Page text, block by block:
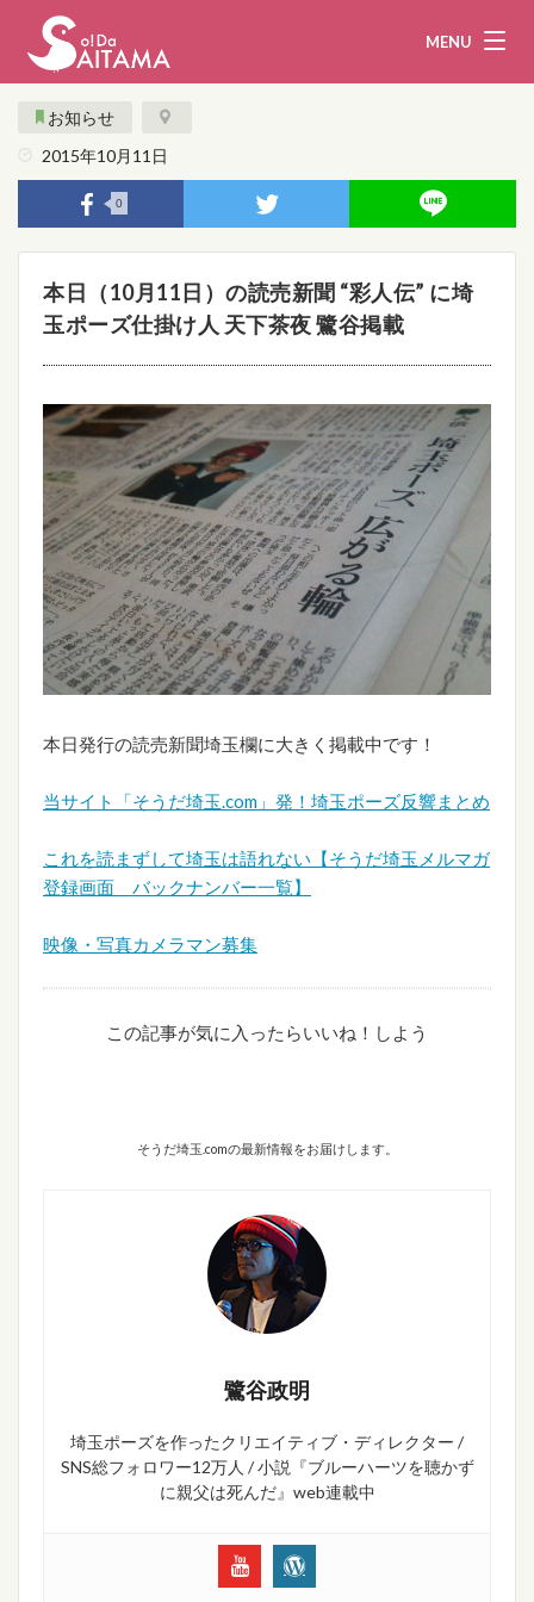
MENU
娯楽・観光
企業・団体 教育・医療
行政 まとめ！
地域から探す
募集！ お問い合わせ
運営団体 ライター
お知らせ
2015年10月11日
0
本日（10月11日）の読売新聞 “彩人伝” に埼
玉ポーズ仕掛け人 天下茶夜 鷺谷掲載
本日発行の読売新聞埼玉欄に大きく掲載中です！
当サイト「そうだ埼玉.com」発！埼玉ポーズ反響まとめ
これを読まずして埼玉は語れない【そうだ埼玉メルマガ
登録画面 バックナンバー一覧】
映像・写真カメラマン募集
この記事が気に入ったらいいね！しよう
そうだ埼玉.comの最新情報をお届けします。
鷺谷政明
埼玉ポーズを作ったクリエイティブ・ディレクター /
SNS総フォロワー12万人 / 小説『ブルーハーツを聴かず
に親父は死んだ』web連載中